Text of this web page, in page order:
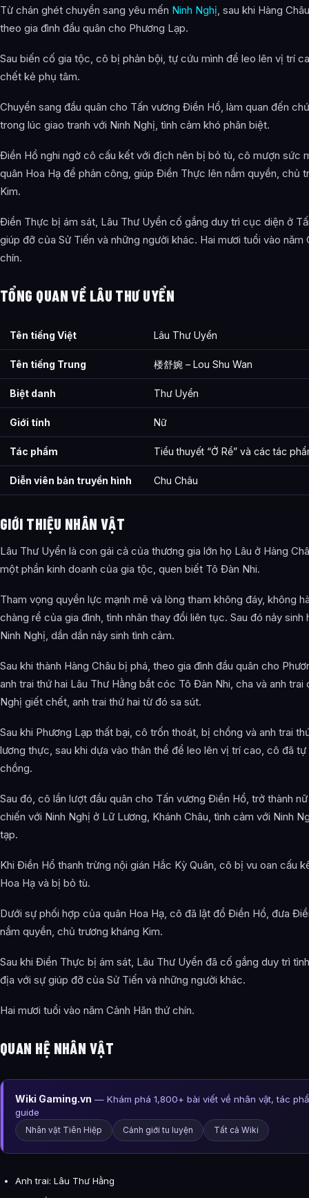
Từ chán ghét chuyển sang yêu mến Ninh Nghị, sau khi Hàng
theo gia đình đầu quân cho Phương Lạp.
Sau biến cố gia tộc, cô bị phản bội, tự cứu mình để leo lên vị trí
chết kẻ phụ tâm.
Chuyển sang đầu quân cho Tấn vương Điền Hổ, làm quan đến
trong lúc giao tranh với Ninh Nghị, tình cảm khó phân biệt.
Điền Hổ nghi ngờ cô cấu kết với địch nên bị bỏ tù, cô mượn sức
quân Hoa Hạ để phản công, giúp Điền Thực lên nắm quyền, chủ
Kim.
Điền Thực bị ám sát, Lâu Thư Uyển cố gắng duy trì cục diện ở
giúp đỡ của Sử Tiến và những người khác. Hai mươi tuổi vào năm
chín.
TỔNG QUAN VỀ LÂU THƯ UYỂN
Tên tiếng Việt Lâu Thư Uyển
Tên tiếng Trung 楼舒婉 – Lou Shu Wan
Biệt danh Thư Uyển
Giới tính Nữ
Tác phẩm Tiểu thuyết “Ở Rể” và các tác
Diễn viên bản truyền hình Chu Châu
GIỚI THIỆU NHÂN VẬT
Lâu Thư Uyển là con gái cả của thương gia lớn họ Lâu ở Hàng
một phần kinh doanh của gia tộc, quen biết Tô Đàn Nhi.
Tham vọng quyền lực mạnh mẽ và lòng tham không đáy, không
chàng rể của gia đình, tình nhân thay đổi liên tục. Sau đó nảy sinh
Ninh Nghị, dần dần nảy sinh tình cảm.
Sau khi thành Hàng Châu bị phá, theo gia đình đầu quân cho
anh trai thứ hai Lâu Thư Hằng bắt cóc Tô Đàn Nhi, cha và anh trai
Nghị giết chết, anh trai thứ hai từ đó sa sút.
Sau khi Phương Lạp thất bại, cô trốn thoát, bị chồng và anh trai
lương thực, sau khi dựa vào thân thể để leo lên vị trí cao, cô đã
chồng.
Sau đó, cô lần lượt đầu quân cho Tấn vương Điền Hổ, trở thành
chiến với Ninh Nghị ở Lữ Lương, Khánh Châu, tình cảm với Ninh
tạp.
Khi Điền Hổ thanh trừng nội gián Hắc Kỳ Quân, cô bị vu oan cấu
Hoa Hạ và bị bỏ tù.
Dưới sự phối hợp của quân Hoa Hạ, cô đã lật đổ Điền Hổ, đưa
nắm quyền, chủ trương kháng Kim.
Sau khi Điền Thực bị ám sát, Lâu Thư Uyển đã cố gắng duy trì
địa với sự giúp đỡ của Sử Tiến và những người khác.
Hai mươi tuổi vào năm Cảnh Hãn thứ chín.
QUAN HỆ NHÂN VẬT
Wiki Gaming.vn — Khám phá 1,800+ bài viết về nhân vật, tác
guide
Nhân vật Tiên Hiệp Cảnh giới tu luyện Tất cả Wiki
Anh trai: Lâu Thư Hằng